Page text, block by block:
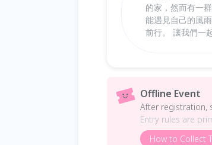
的家，然而有一
能遇見自己的風
前行。 讓我們一
Offline Event
After registration,
Entry rules are
How to Collect